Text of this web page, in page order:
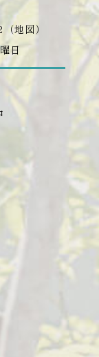
（地図）
日